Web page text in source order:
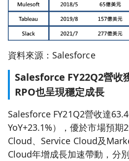
資料來源：Salesforce
Salesforce FY22Q2營收
RPO也呈現穩定成長
Salesforce FY21Q2營收達
YoY+23.1%），優於市場預期
Cloud、Service Cloud及
Cloud年增成長加速帶動，分